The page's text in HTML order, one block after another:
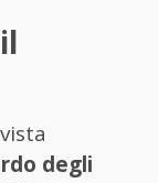
degli